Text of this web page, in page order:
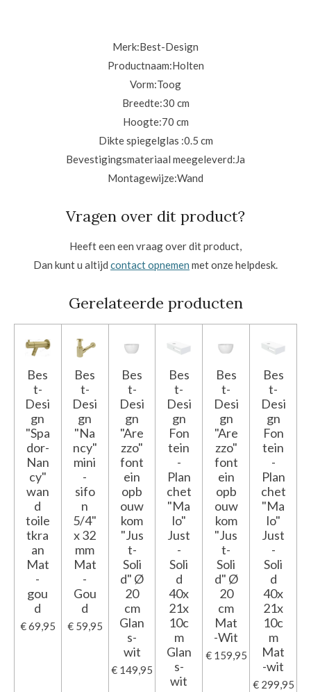
Merk:Best-Design
Productnaam:Holten
Vorm:Toog
Breedte:30 cm
Hoogte:70 cm
Dikte spiegelglas :0.5 cm
Bevestigingsmateriaal meegeleverd:Ja
Montagewijze:Wand
Vragen over dit product?
Heeft een een vraag over dit product,
Dan kunt u altijd contact opnemen met onze helpdesk.
Gerelateerde producten
Bes
t-
Desi
gn
"Spa
dor-
Nan
cy"
wan
d
toile
tkra
an
Mat
-
gou
d
€ 69,95
Bes
t-
Desi
gn
"Na
ncy"
mini
-
sifo
n
5/4"
x 32
mm
Mat
-
Gou
d
€ 59,95
Bes
t-
Desi
gn
"Are
zzo"
font
ein
opb
ouw
kom
"Jus
t-
Soli
d" Ø
20
cm
Glan
s-
wit
€ 149,95
Bes
t-
Desi
gn
Fon
tein
-
Plan
chet
"Ma
lo"
Just
-
Soli
d
40x
21x
10c
m
Glan
s-
wit
Bes
t-
Desi
gn
"Are
zzo"
font
ein
opb
ouw
kom
"Jus
t-
Soli
d" Ø
20
cm
Mat
-Wit
€ 159,95
Bes
t-
Desi
gn
Fon
tein
-
Plan
chet
"Ma
lo"
Just
-
Soli
d
40x
21x
10c
m
Mat
-wit
€ 299,95